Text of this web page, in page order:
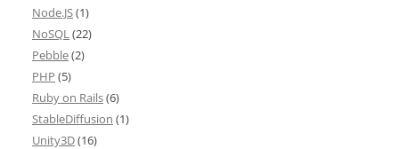
Node.JS(1)
NoSQL(22)
Pebble(2)
PHP (5)
Ruby on Rails(6)
StableDiffusion (1)
Unity3D(16)